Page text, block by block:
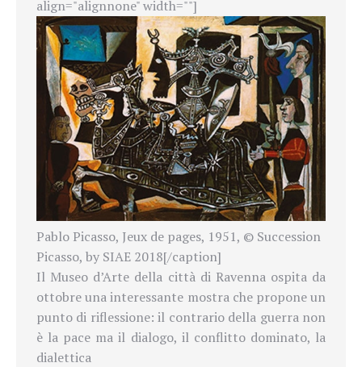
align="alignnone" width=""]
Pablo Picasso, Jeux de pages, 1951, © Succession
Picasso, by SIAE 2018[/caption]
Il Museo d’Arte della città di Ravenna ospita da
ottobre una interessante mostra che propone un
punto di riflessione: il contrario della guerra non
è la pace ma il dialogo, il conflitto dominato, la
dialettica